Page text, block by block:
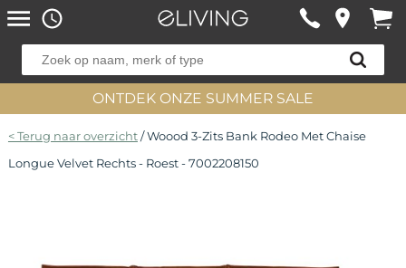
ONTDEK ONZE SUMMER SALE
< Terug naar overzicht/ Woood 3-Zits Bank Rodeo Met Chaise
Longue Velvet Rechts - Roest - 7002208150